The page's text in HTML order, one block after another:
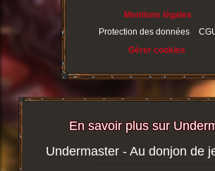
Mentions légales
Protection des données
Gérer cookies
En savoir plus sur
Undermaster - Au donjon de